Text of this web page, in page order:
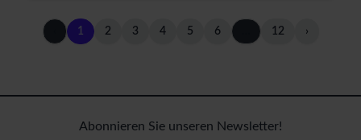
1 2 3 4 5 6 12 ›
Abonnieren Sie unseren Newsletter!